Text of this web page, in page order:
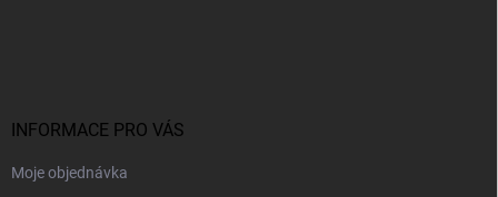
INFORMACE PRO VÁS
Moje objednávka